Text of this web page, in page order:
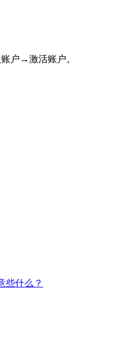
户→激活账户。
些什么？